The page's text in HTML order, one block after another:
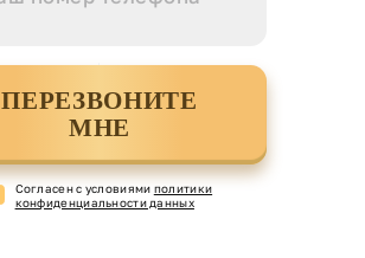
ПЕРЕЗВОНИТЕ
МНЕ
Cогласен с условиями политики
конфиденциальности данных